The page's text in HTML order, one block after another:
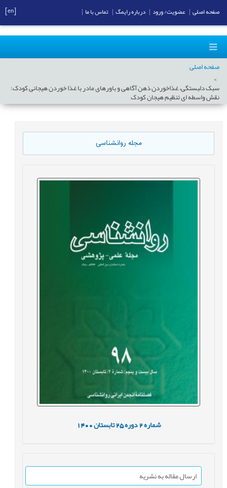
صفحه اصلی
سبک دلبستگی، غذاخوردن ذهن آگاهی و باورهای مادر با غذا خوردن هيجانی کودک:
نقش واسطه ای تنظيم هيجان کودک
مجله روانشناسی
شماره2 دوره25 تابستان1400
ارسال مقاله به نشریه
صفحه اصلی عضویت/ ورود درباره رایمگ تماس با ما